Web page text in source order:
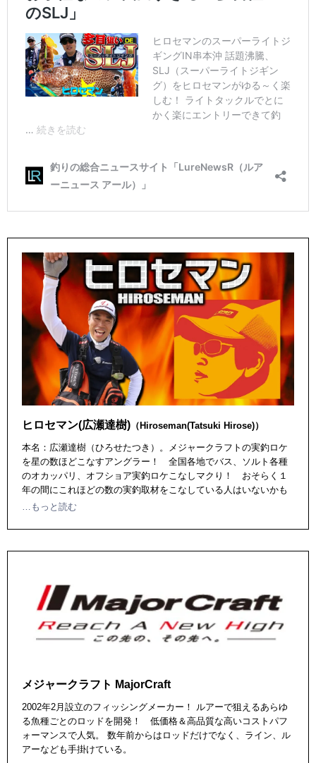
ヒロセマン(広瀬達樹) （Hiroseman(Tatsuki Hirose)）
本名：広瀬達樹（ひろせたつき）。メジャークラフトの実釣ロケ
を星の数ほどこなすアングラー！ 全国各地でバス、ソルト各種
のオカッパリ、オフショア実釣ロケこなしマクり！ おそらく１
年の間にこれほどの数の実釣取材をこなしている人はいないかも
また大のプロレスファンとしても知られる。
…もっと読む
メジャークラフト MajorCraft
2002年2月設立のフィッシングメーカー！ ルアーで狙えるあらゆ
る魚種ごとのロッドを開発！ 低価格＆高品質な高いコストパフ
ォーマンスで人気。 数年前からはロッドだけでなく、ライン、ル
アーなども手掛けている。